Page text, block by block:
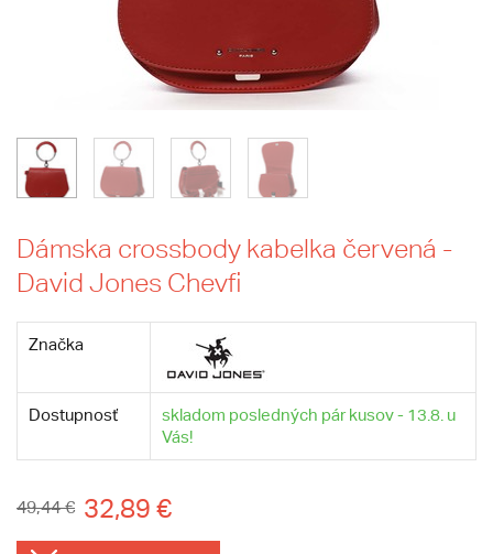
Dámska crossbody kabelka červená -
David Jones Chevfi
Značka
Dostupnosť
skladom posledných pár kusov - 13.8. u
Vás!
49,44 € 32,89 €